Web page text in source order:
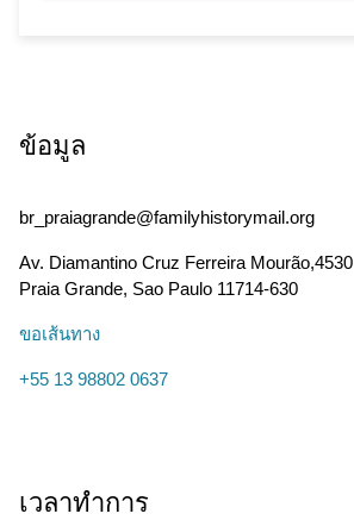
ข้อมูล
br_praiagrande@familyhistorymail.org
Av. Diamantino Cruz Ferreira Mourão,4530
Praia Grande, Sao Paulo 11714-630
ขอเส้นทาง
+55 13 98802 0637
เวลาทำการ